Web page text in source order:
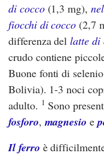
di cocco(1,3 mg),
fiocchi di cocco (2,7
differenza dellatte di
crudo contiene
Buone fonti di
Bolivia). 1-3 noci
adulto. 1 Sono
fosforo, magnesio e
Il ferro è